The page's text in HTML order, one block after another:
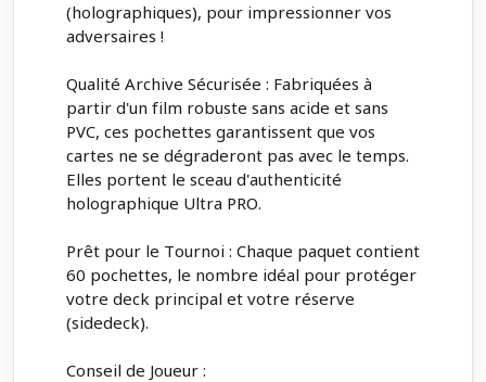
(holographiques), pour impressionner vos
adversaires !
Qualité Archive Sécurisée : Fabriquées à
partir d'un film robuste sans acide et sans
PVC, ces pochettes garantissent que vos
cartes ne se dégraderont pas avec le temps.
Elles portent le sceau d'authenticité
holographique Ultra PRO.
Prêt pour le Tournoi : Chaque paquet contient
60 pochettes, le nombre idéal pour protéger
votre deck principal et votre réserve
(sidedeck).
Conseil de Joueur :